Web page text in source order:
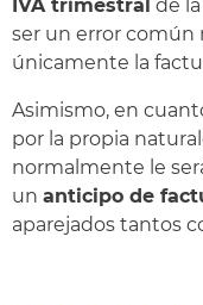
IVA trimestral de
ser un error común
únicamente la
Asimismo, en
por la propia
normalmente le
un anticipo de
aparejados tantos